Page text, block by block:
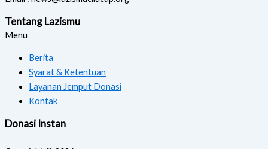
Tentang Lazismu
Menu
Berita
Syarat & Ketentuan
Layanan Jemput Donasi
Kontak
Donasi Instan